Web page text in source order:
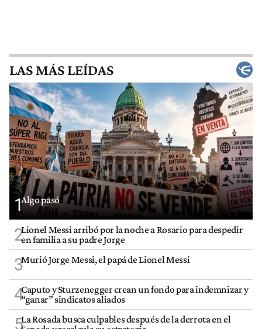
LAS MÁS LEÍDAS
1Algo pasó
2Lionel Messi arribó por la noche a Rosario para despedir
en familia a su padre Jorge
3Murió Jorge Messi, el papá de Lionel Messi
4Caputo y Sturzenegger crean un fondo para indemnizar y
“ganar” sindicatos aliados
5La Rosada busca culpables después de la derrota en el